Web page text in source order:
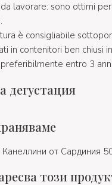
lavorare: sono ottimi
è consigliabile
in contenitori ben chiusi
entro 3
дегустация
от Сардиния
този